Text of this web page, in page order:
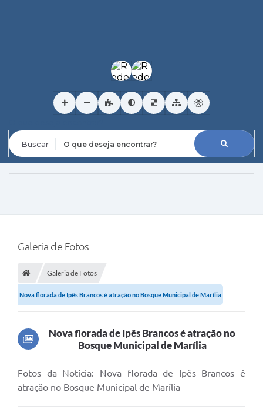
Galeria de Fotos
Galeria de Fotos
Nova florada de Ipês Brancos é atração no Bosque Municipal de Marília
Nova florada de Ipês Brancos é atração no
Bosque Municipal de Marília
Fotos da Notícia: Nova florada de Ipês Brancos é
atração no Bosque Municipal de Marília